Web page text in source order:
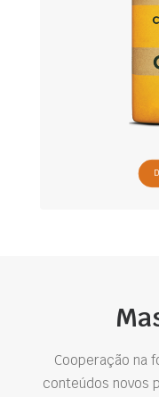
Cooperação na
conteúdos novos